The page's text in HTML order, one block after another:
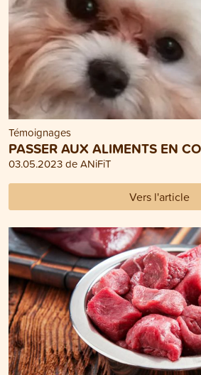
Témoignages
PASSER AUX ALIMENTS EN
03.05.2023 de ANiFiT
Vers l'article